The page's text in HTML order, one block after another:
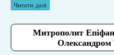
Читати далі
Митрополит